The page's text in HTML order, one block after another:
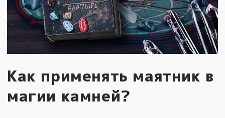
Как применять маятник в
магии камней?